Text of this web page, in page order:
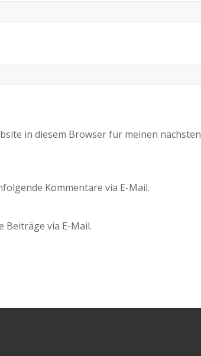
in diesem Browser für meinen nächsten
Kommentare via E-Mail.
Beiträge via E-Mail.